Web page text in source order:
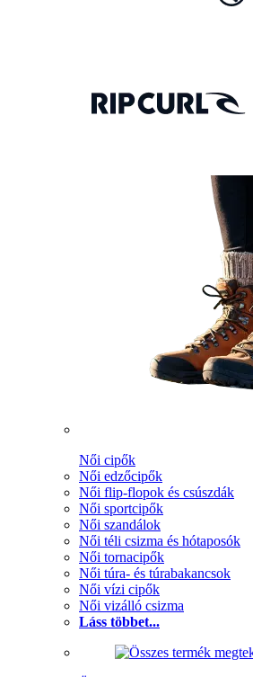
Női cipők
Női edzőcipők
Női flip-flopok és csúszdák
Női sportcipők
Női szandálok
Női téli csizma és hótaposók
Női tornacipők
Női túra- és túrabakancsok
Női vízi cipők
Női vizálló csizma
Láss többet...